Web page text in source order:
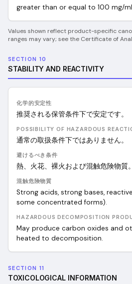
greater than or equal to 100 mg/mL
Values shown reflect product-specific
ranges may vary; see the Certificate of
SECTION 10
STABILITY AND REACTIVITY
化学的安定性
推奨される保管条件下で安定です。
POSSIBILITY OF HAZARDOUS
通常の取扱条件下ではありません。
避けるべき条件
熱、火花、裸火および混触危険物質。
混触危険物質
Strong acids, strong bases,
some concentrated forms).
HAZARDOUS DECOMPOSITION
May produce carbon oxides and
heated to decomposition.
SECTION 11
TOXICOLOGICAL INFORMATION